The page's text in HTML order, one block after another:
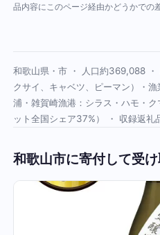
品内容にこのページ経由かどうかでの
和歌山県・市 ・ 人口約369,088 ・
クサイ、キャベツ、ピーマン）・
浦・雑賀崎漁港：シラス・ハモ・
ット全国シェア37%） ・ 収録返礼
和歌山市に寄付して受